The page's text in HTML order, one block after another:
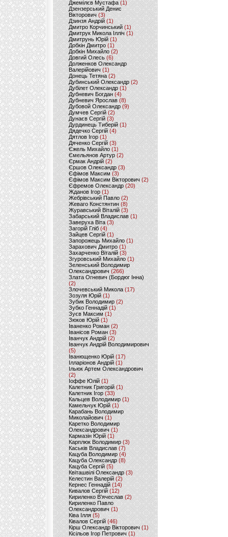
Джемілєв Мустафа (1)
Дзензерський Денис
Вікторович (3)
Дзинзя Андрій (1)
Дмитро Корчинський (1)
Дмитрук Микола Ілліч (1)
Дмитрунь Юрій (1)
Добкін Дмитро(1)
Добкін Михайло (2)
Довгий Олесь (6)
Долженков Олександр
Валерійович (1)
Донець Тетяна (2)
Дубинський Олександр(2)
Дубілет Олександр (1)
Дубневич Богдан (4)
Дубневич Ярослав (8)
Дубовой Олександр(9)
Думчев Сергій (2)
Дунаєв Сергій(3)
Дурдинець Тиберій (1)
Дядечко Сергій (4)
Дятлов Ігор (1)
Дяченко Сергій (3)
Єжель Михайло (1)
Ємельянов Артур (2)
Єрмак Андрій (2)
Єршов Олександр (3)
Єфімов Максим (3)
Єфімов Максим Вікторович (2)
Єфремов Олександр (20)
Жданов Ігор (1)
Жебрівський Павло (2)
Жеваго Констянтин (8)
Журавський Віталій (3)
Забарський Владислав (1)
Заверуха Віта (3)
Загорій Гліб (4)
Зайцев Сергій(1)
Запорожець Михайло (1)
Зарахович Дмитро (1)
Захарченко Віталій (3)
Згуровський Михайло (1)
Зеленський Володимир
Олександрович (266)
Злата Огневич (Бордюг Інна)
(2)
Злочевський Микола(17)
Зозуля Юрій (1)
Зубик Володимир (2)
Зубко Геннадій (1)
Зуєв Максим(1)
Зюков Юрій (1)
Іваненко Роман (2)
Іванісов Роман (3)
Іванчук Андрій(2)
Іванчук Андрій Володимирович
(5)
Іванющенко Юрій (17)
Ілларіонов Андрій (1)
Ільюк Артем Олександрович
(2)
Іоффе Юлій (1)
Калетник Григорій(1)
Калетник Ігор (33)
Кальцев Володимир(1)
Камельчук Юрій (1)
Карабань Володимир
Миколайович (1)
Каретко Володимир
Олександрович (1)
Кармазін Юрій(1)
Карплюк Володимир(3)
Каськів Владислав (7)
Кацуба Володимир (4)
Кацуба Олександр (8)
Кацуба Сергій (5)
Квіташвілі Олександр(3)
Келестин Валерій(2)
Кернес Геннадій (14)
Кивалов Сергій (12)
Кириленко В’ячеслав (2)
Кириленко Павло
Олександрович (1)
Ківа Ілля (5)
Ківалов Сергій(46)
Кірш Олександр Вікторович (1)
Кісільов Ігор Петрович (1)